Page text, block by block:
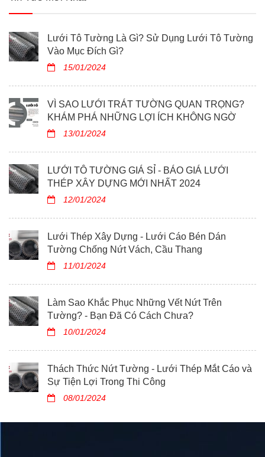
Lưới Tô Tường Là Gì? Sử Dụng Lưới Tô Tường
Vào Mục Đích Gì?
15/01/2024
VÌ SAO LƯỚI TRÁT TƯỜNG QUAN TRỌNG?
KHÁM PHÁ NHỮNG LỢI ÍCH KHÔNG NGỜ
13/01/2024
LƯỚI TÔ TƯỜNG GIÁ SỈ - BÁO GIÁ LƯỚI
THÉP XÂY DỰNG MỚI NHẤT 2024
12/01/2024
Lưới Thép Xây Dựng - Lưới Cáo Bén Dán
Tường Chống Nứt Vách, Cầu Thang
11/01/2024
Làm Sao Khắc Phục Những Vết Nứt Trên
Tường? - Bạn Đã Có Cách Chưa?
10/01/2024
Thách Thức Nứt Tường - Lưới Thép Mắt Cáo và
Sự Tiện Lợi Trong Thi Công
08/01/2024